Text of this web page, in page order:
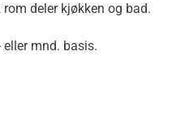
deler kjøkken og bad.
eller mnd. basis.